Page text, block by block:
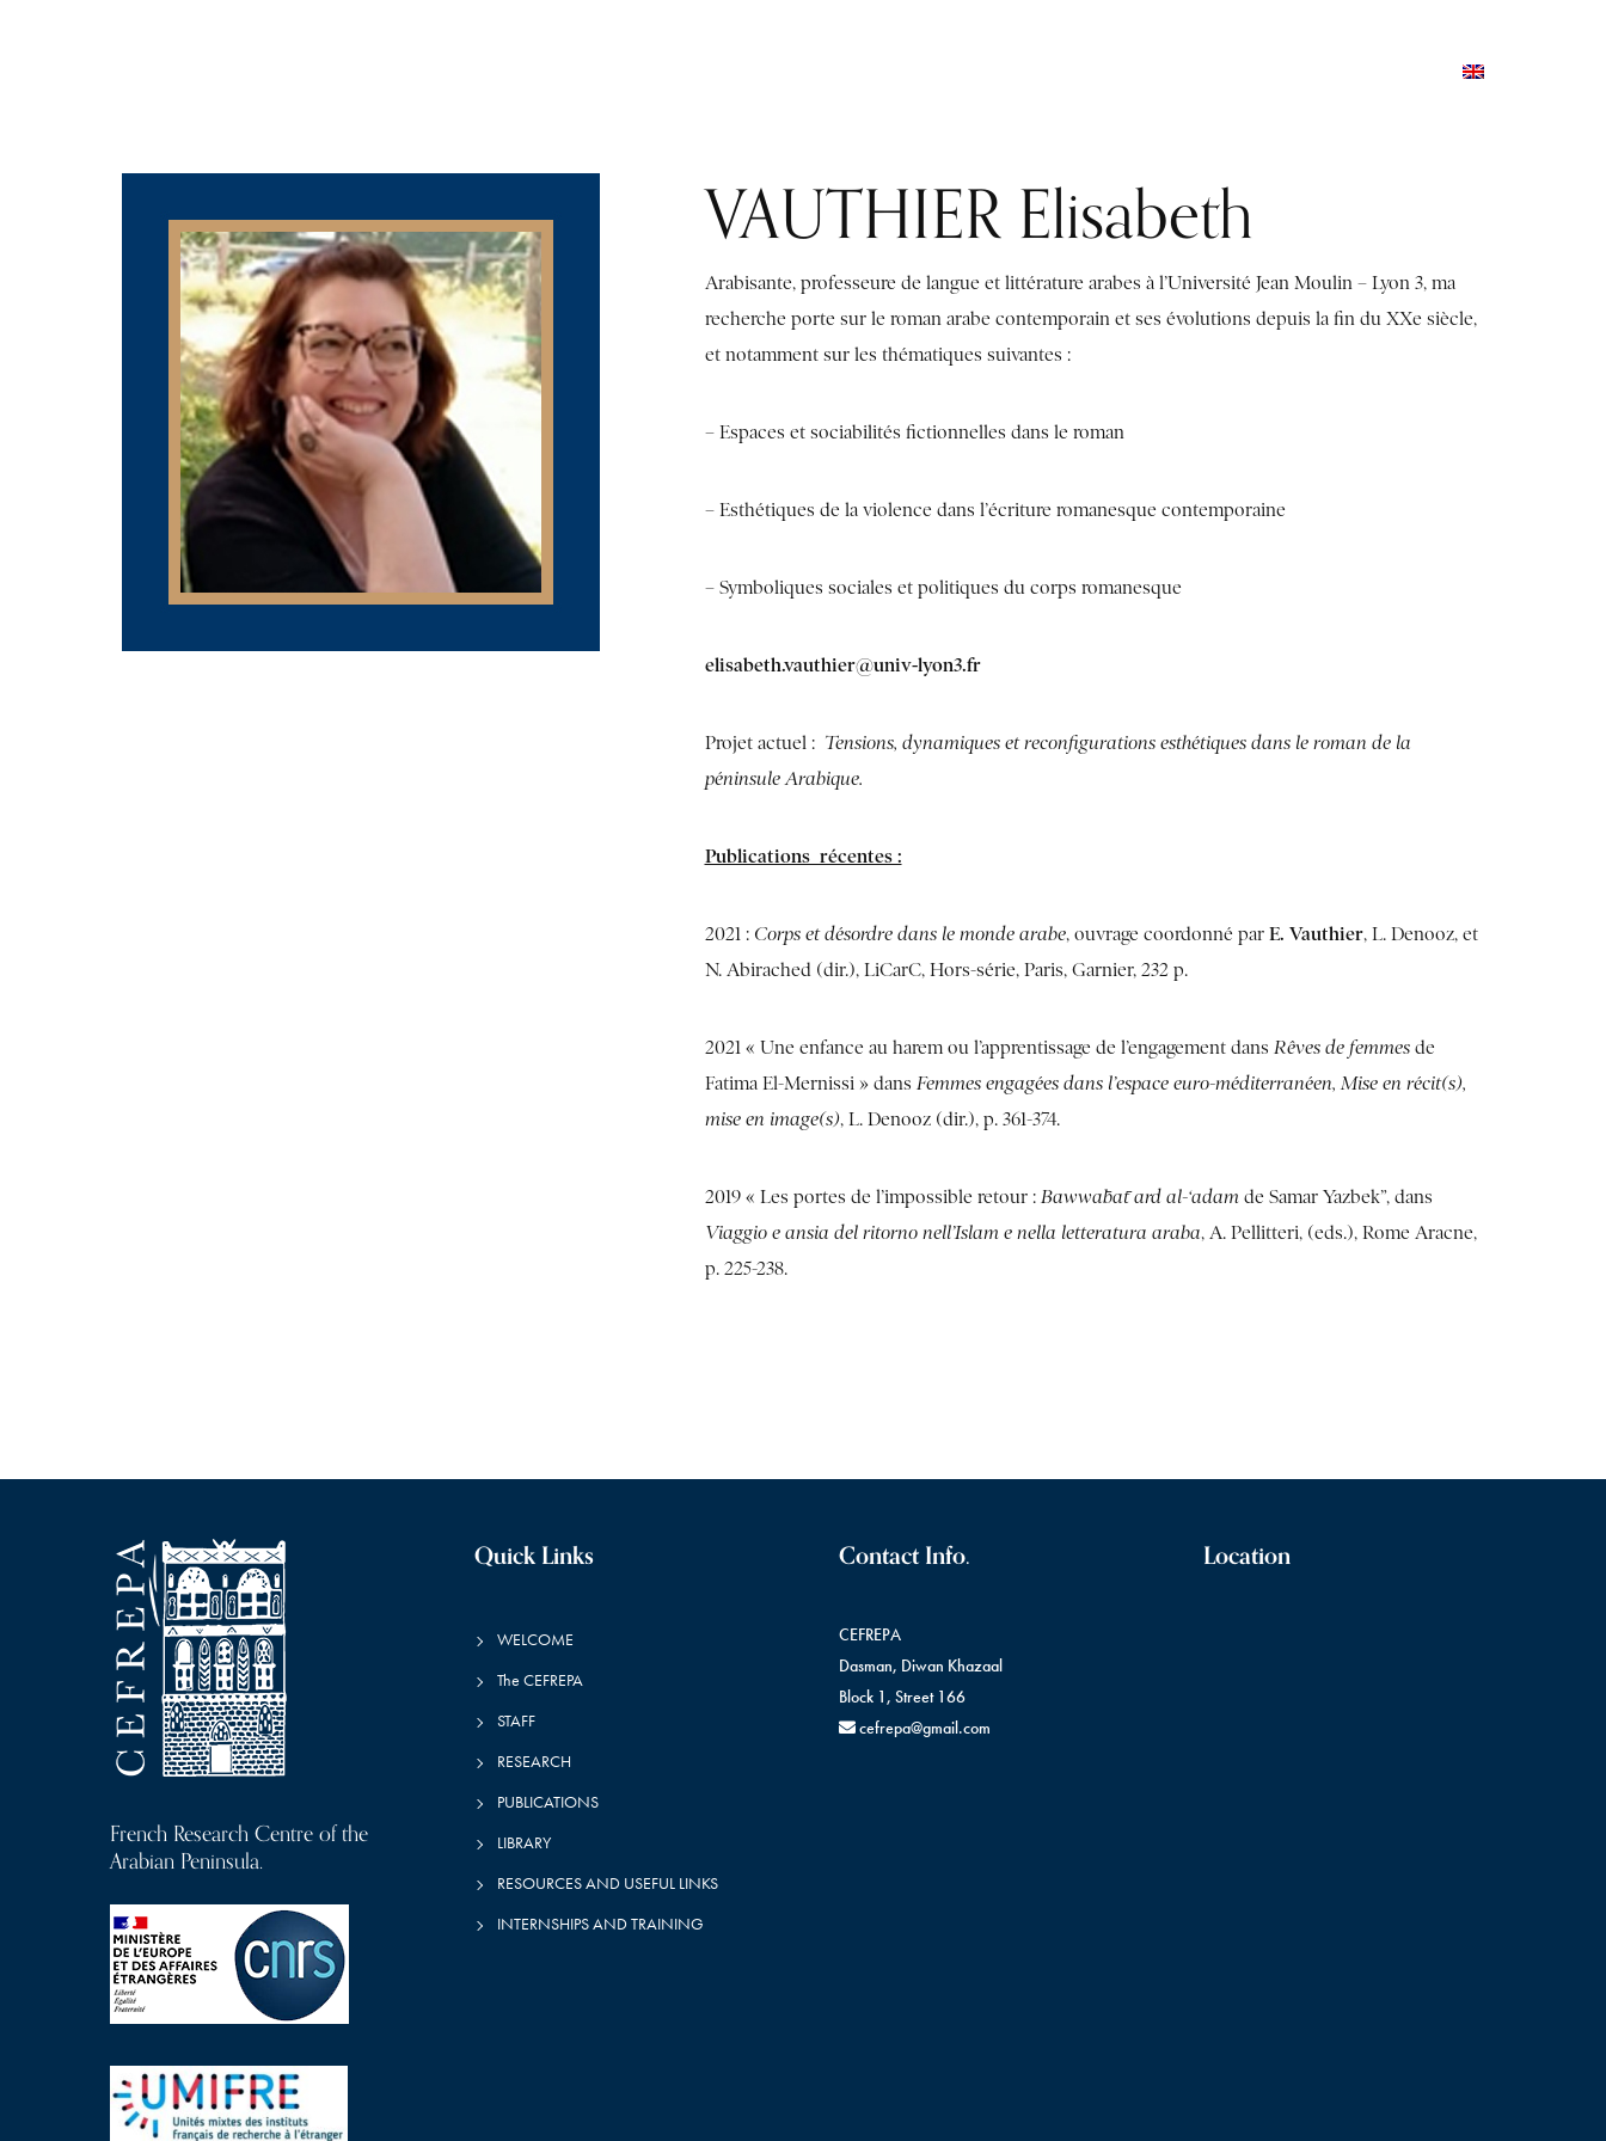
VAUTHIER Elisabeth
Arabisante, professeure de langue et littérature arabes à l’Université Jean Moulin – Lyon 3, ma
recherche porte sur le roman arabe contemporain et ses évolutions depuis la fin du XXe siècle,
et notamment sur les thématiques suivantes :
– Espaces et sociabilités fictionnelles dans le roman
– Esthétiques de la violence dans l’écriture romanesque contemporaine
– Symboliques sociales et politiques du corps romanesque
elisabeth.vauthier@univ-lyon3.fr
Projet actuel : Tensions, dynamiques et reconfigurations esthétiques dans le roman de la
péninsule Arabique.
Publications récentes :
2021 : Corps et désordre dans le monde arabe, ouvrage coordonné par E. Vauthier, L. Denooz, et
N. Abirached (dir.), LiCarC, Hors-série, Paris, Garnier, 232 p.
2021 « Une enfance au harem ou l’apprentissage de l’engagement dans Rêves de femmesde
Fatima El-Mernissi » dans Femmes engagées dans l’espace euro-méditerranéen, Mise en récit(s),
mise en image(s), L. Denooz (dir.), p. 361-374.
2019 « Les portes de l’impossible retour : Bawwābāt ard al-‘adamde Samar Yazbek”, dans
Viaggio e ansia del ritorno nell’Islam e nella letteratura araba, A. Pellitteri, (eds.), Rome Aracne,
p. 225-238.
French Research Centre of the
Arabian Peninsula.
Quick Links
WELCOME
The CEFREPA
STAFF
RESEARCH
PUBLICATIONS
LIBRARY
RESOURCES AND USEFUL LINKS
INTERNSHIPS AND TRAINING
Contact Info.
CEFREPA
Dasman, Diwan Khazaal
Block 1, Street 166
cefrepa@gmail.com
Location